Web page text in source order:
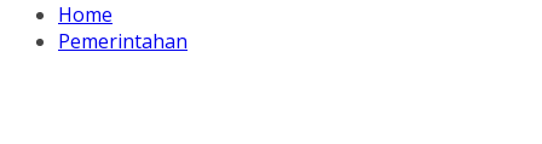
Home
Pemerintahan